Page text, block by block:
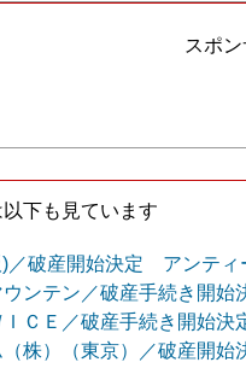
スポ
下も見ています
)／破産開始決定 アンテ
ウンテン／破産手続き開
ＣＥ／破産手続き開始
（株）（東京）／破産開